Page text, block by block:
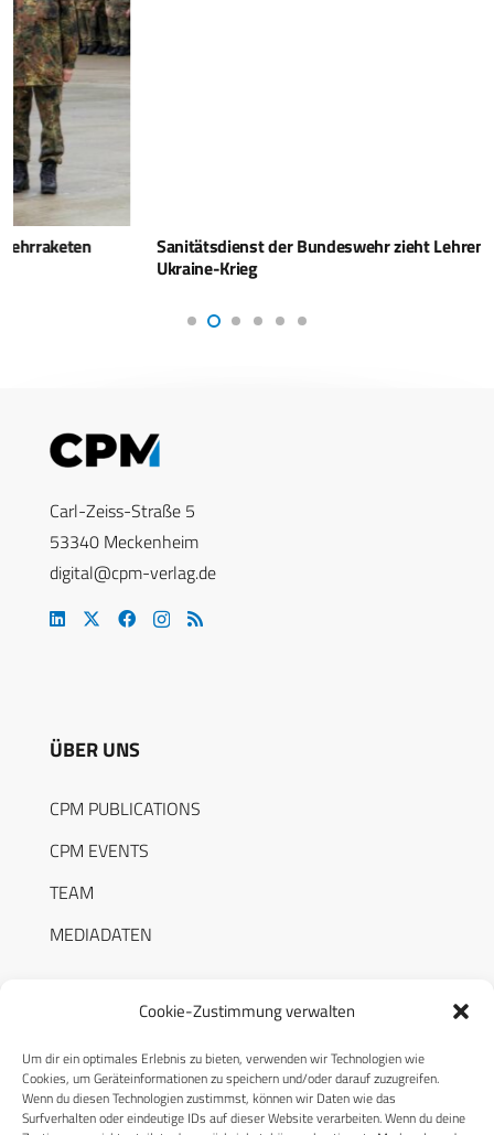
Cookie-Zustimmung verwalten
Um dir ein optimales Erlebnis zu bieten, verwenden wir Technologien wie
Cookies, um Geräteinformationen zu speichern und/oder darauf zuzugreifen.
Wenn du diesen Technologien zustimmst, können wir Daten wie das
Surfverhalten oder eindeutige IDs auf dieser Website verarbeiten. Wenn du deine
Sanitätsdienst der Bundeswehr zieht Lehren aus dem
Carl-Zeiss-Straße 5
53340 Meckenheim
digital@cpm-verlag.de
ÜBER UNS
CPM PUBLICATIONS
CPM EVENTS
TEAM
MEDIADATEN
RECHTLICHES
Datenschutzerklärung